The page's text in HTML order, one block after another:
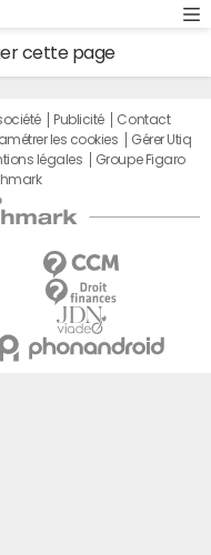
cette page
Publicité
Contact
les cookies
Gérer Utiq
légales
Groupe Figaro